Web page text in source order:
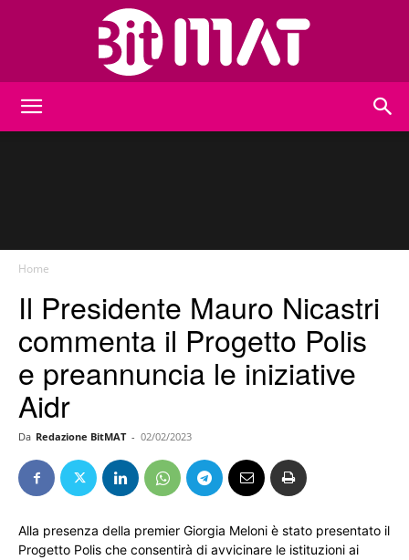
Home
Il Presidente Mauro Nicastri
commenta il Progetto Polis
e preannuncia le iniziative
Aidr
Da Redazione BitMAT - 02/02/2023
Alla presenza della premier Giorgia Meloni è stato presentato il
Progetto Polis che consentirà di avvicinare le istituzioni ai